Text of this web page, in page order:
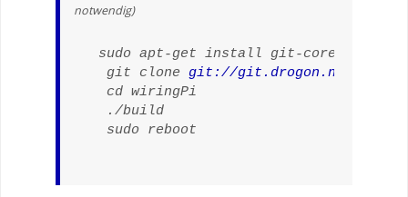
notwendig)
sudo apt-get install git-core
git clone git://git.drogon.net/
cd wiringPi
./build
sudo reboot